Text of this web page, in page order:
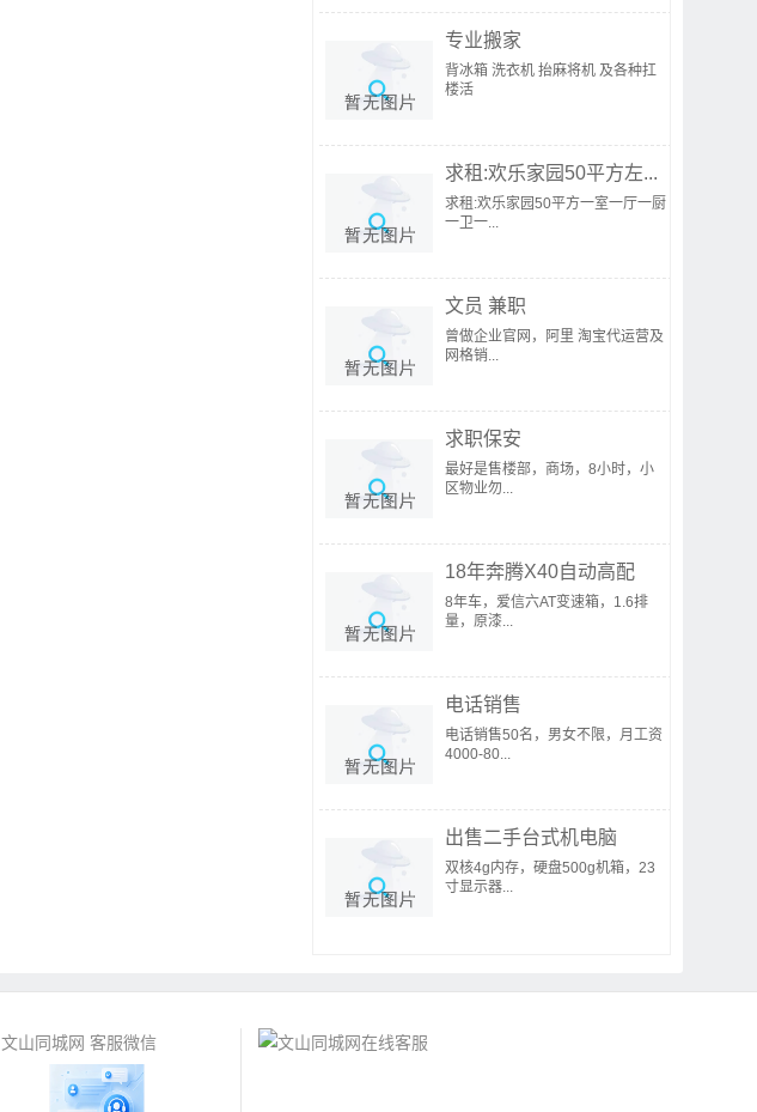
专业搬家
背冰箱 洗衣机 抬麻将机 及各种扛
楼活
求租:欢乐家园50平方左...
求租:欢乐家园50平方一室一厅一厨
一卫一...
文员 兼职
曾做企业官网，阿里 淘宝代运营及
网格销...
求职保安
最好是售楼部，商场，8小时，小
区物业勿...
18年奔腾X40自动高配
8年车，爱信六AT变速箱，1.6排
量，原漆...
电话销售
电话销售50名，男女不限，月工资
4000-80...
出售二手台式机电脑
双核4g内存，硬盘500g机箱，23
寸显示器...
文山同城网 客服微信